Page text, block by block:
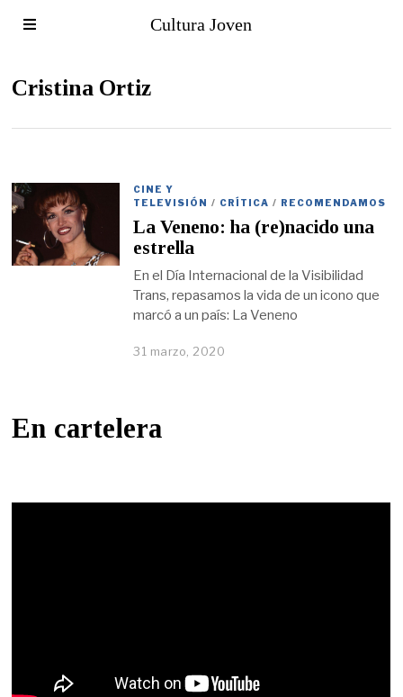
Cultura Joven
Cristina Ortiz
CINE Y
TELEVISIÓN / CRÍTICA / RECOMENDAMOS
La Veneno: ha (re)nacido una
estrella
En el Día Internacional de la Visibilidad
Trans, repasamos la vida de un icono que
marcó a un país: La Veneno
31 marzo, 2020
En cartelera